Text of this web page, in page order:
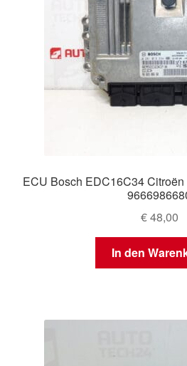
ECU Bosch EDC16C34
€48,00
In den